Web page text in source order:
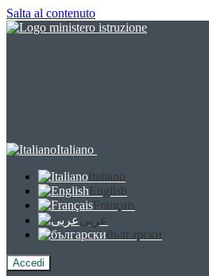
Salta al contenuto
Italiano
Italiano
English
Français
عربى
български
Accedi